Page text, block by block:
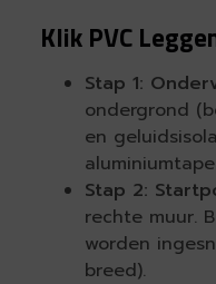
Klik PVC
Stap 1:
ondergrond
en
Stap 2:
rechte muur.
worden
breed).